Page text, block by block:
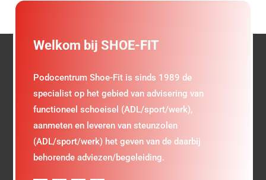
Welkom bij SHOE-FIT
Podocentrum Shoe-Fit is sinds 1989 de
specialist op het gebied van advisering van
functioneel schoeisel (ADL/sport/werk),
aanmeten en leveren van steunzolen
(ADL/sport/werk) het geven van de daarbij
behorende adviezen/begeleiding.